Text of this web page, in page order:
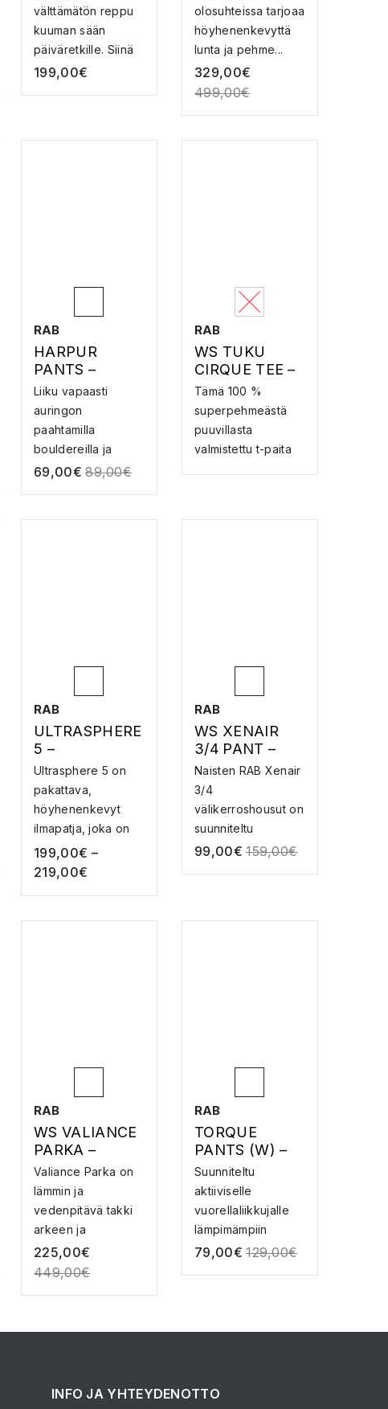
välttämätön reppu
kuuman sään
päiväretkille. Siinä
on uraau...
199,00€
VEDENPITÄVÄ
UNTUVATAKKI
olosuhteissa tarjoaa
höyhenenkevyttä
lunta ja pehme...
329,00€
499,00€
RAB
HARPUR
PANTS –
KIIPEILYHOUS
UT
Liiku vapaasti
auringon
paahtamilla
bouldereilla ja
kivisillä polui...
69,00€ 89,00€
RAB
WS TUKU
CIRQUE TEE –
T-PAITA
Tämä 100 %
superpehmeästä
puuvillasta
valmistettu t-paita
RAB
ULTRASPHERE
5 –
MAKUUALUST
A
Ultrasphere 5 on
pakattava,
höyhenenkevyt
ilmapatja, joka on
suunni...
199,00€ –
219,00€
RAB
WS XENAIR
3/4 PANT –
VÄLIHOUSUT
Naisten RAB Xenair
3/4
välikerroshousut on
suunniteltu
suojaamaan s...
99,00€ 159,00€
RAB
WS VALIANCE
PARKA –
UNTUVATAKKI
Valiance Parka on
lämmin ja
vedenpitävä takki
arkeen ja
talviulkoil...
225,00€
449,00€
RAB
TORQUE
PANTS (W) –
SOFTSHELL-
HOUSUT
Suunniteltu
aktiiviselle
vuorellaliikkujalle
lämpimämpiin
olosuihte...
79,00€ 129,00€
INFO JA YHTEYDENOTTO